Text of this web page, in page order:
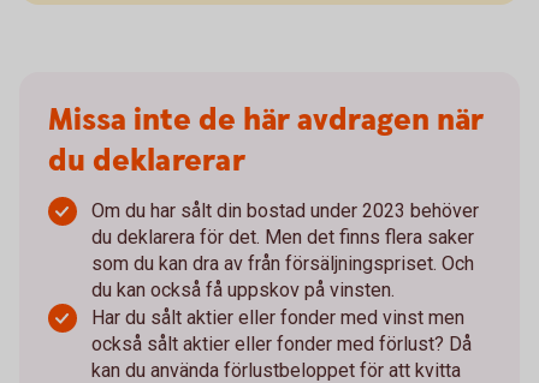
Missa inte de här avdragen när
du deklarerar
Om du har sålt din bostad under 2023 behöver
du deklarera för det. Men det finns flera saker
som du kan dra av från försäljningspriset. Och
du kan också få uppskov på vinsten.
Har du sålt aktier eller fonder med vinst men
också sålt aktier eller fonder med förlust? Då
kan du använda förlustbeloppet för att kvitta